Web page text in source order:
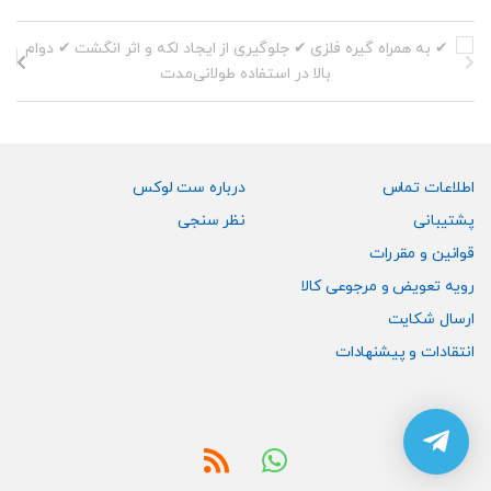
باشد.
گزینه
ها
ممکن
صفحه
انتخاب
باشد.
گزینه
ممکن
صفحه
انتخاب
شوند
اطلاعات تماس
پشتیبانی
قوانین و مقررات
رویه تعویض و مرجوعی کالا
ارسال شکایت
انتقادات و پیشنهادات
درباره ست لوکس
نظر سنجی